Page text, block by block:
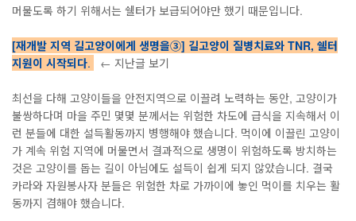
머물도록 하기 위해서는 쉘터가 보급되어야만 했기 때문입니다.
[재개발 지역 길고양이에게 생명을③] 길고양이 질병치료와 TNR, 쉘터
지원이 시작되다. ← 지난글 보기
최선을 다해 고양이들을 안전지역으로 이끌려 노력하는 동안, 고양이가
불쌍하다며 마을 주민 몇몇 분께서는 위험한 차도에 급식을 지속해서 이
런 분들에 대한 설득활동까지 병행해야 했습니다. 먹이에 이끌린 고양이
가 계속 위험 지역에 머물면서 결과적으로 생명이 위험하도록 방치하는
것은 고양이를 돕는 길이 아님에도 설득이 쉽게 되지 않았습니다. 결국
카라와 자원봉사자 분들은 위험한 차로 가까이에 놓인 먹이를 치우는 활
동까지 겸해야 했습니다.